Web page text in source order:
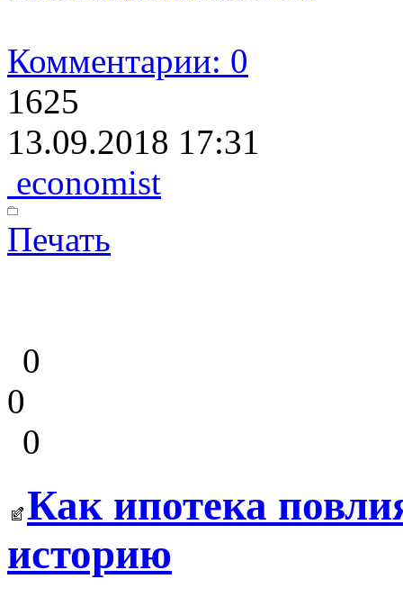
Комментарии: 0
1625
13.09.2018 17:31
economist
Печать
0
0
0
Как ипотека
историю